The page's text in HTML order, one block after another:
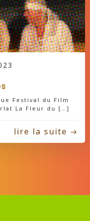
Festival du Film
La Fleur du […]
lire la suite